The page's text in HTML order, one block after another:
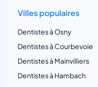
Villes populaires
Dentistes à Osny
Dentistes à Courbevoie
Dentistes à Mainvilliers
Dentistes à Hambach